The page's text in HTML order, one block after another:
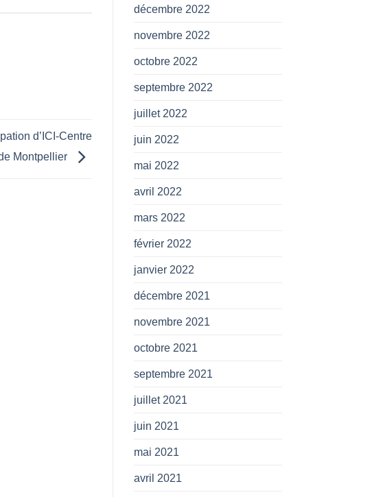
d’ICI-Centre
Montpellier
décembre 2022
novembre 2022
octobre 2022
septembre 2022
juillet 2022
juin 2022
mai 2022
avril 2022
mars 2022
février 2022
janvier 2022
décembre 2021
novembre 2021
octobre 2021
septembre 2021
juillet 2021
juin 2021
mai 2021
avril 2021